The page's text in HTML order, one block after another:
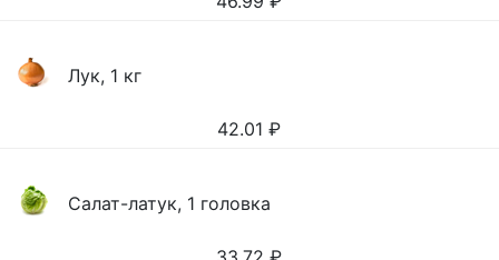
Лук, 1 кг
42.01 ₽
Салат-латук, 1 головка